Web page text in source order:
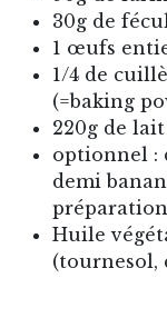
30g de
1 œufs
1/4 de
(=baking
220g de
optionnel :
demi
préparation
Huile
(tournesol,